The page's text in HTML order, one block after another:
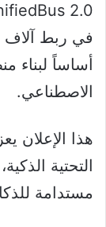
في ربط آلاف
أساساً لبناء
الاصطناعي.
هذا الإعلان
التحتية
مستدامة